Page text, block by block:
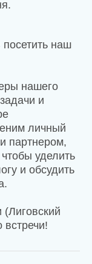
наш
нашего
и
личный
партнером,
уделить
и обсудить